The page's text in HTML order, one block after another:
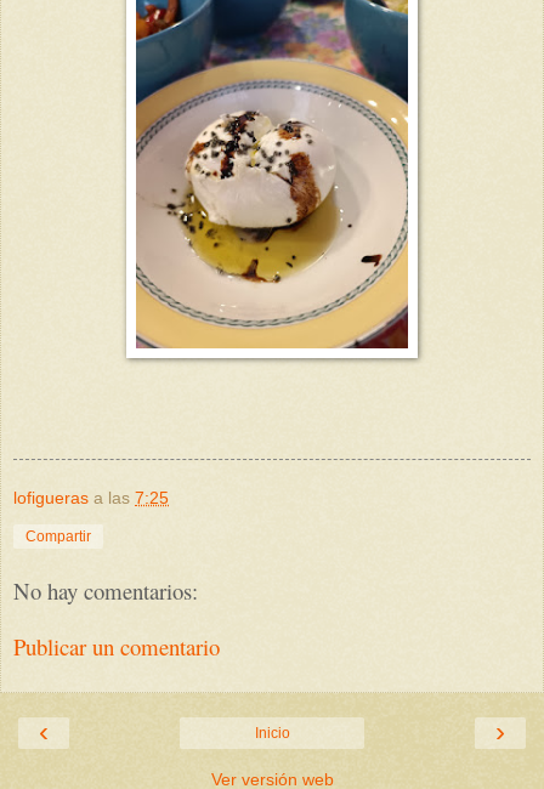
lofigueras a las 7:25
Compartir
No hay comentarios:
Publicar un comentario
‹ ›
Inicio
Ver versión web